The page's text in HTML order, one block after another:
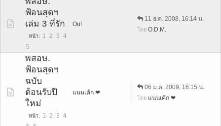
ฟ้อนสุดฯ
เล่ม 3 ที่รัก
หน้า 1 2 3 4
5
Ou!
11 ธ.ค. 2008, 16:14 น.
โดย O.D.M.
พสอษ.
ฟ้อนสุดฯ
ฉบับ
ต้อนรับปี
ใหม่
หน้า 1 2 3 4
แนนเค้ก ❤
06 ม.ค. 2009, 16:15 น.
โดย แนนเค้ก ❤